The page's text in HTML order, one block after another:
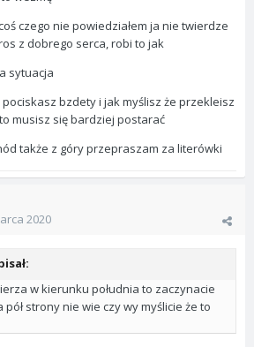
czego nie powiedziałem ja nie twierdze
z dobrego serca, robi to jak
sytuacja
bzdety i jak myślisz że przekleisz
musisz się bardziej postarać
także z góry przepraszam za literówki
2020
w kierunku południa to zaczynacie
strony nie wie czy wy myślicie że to